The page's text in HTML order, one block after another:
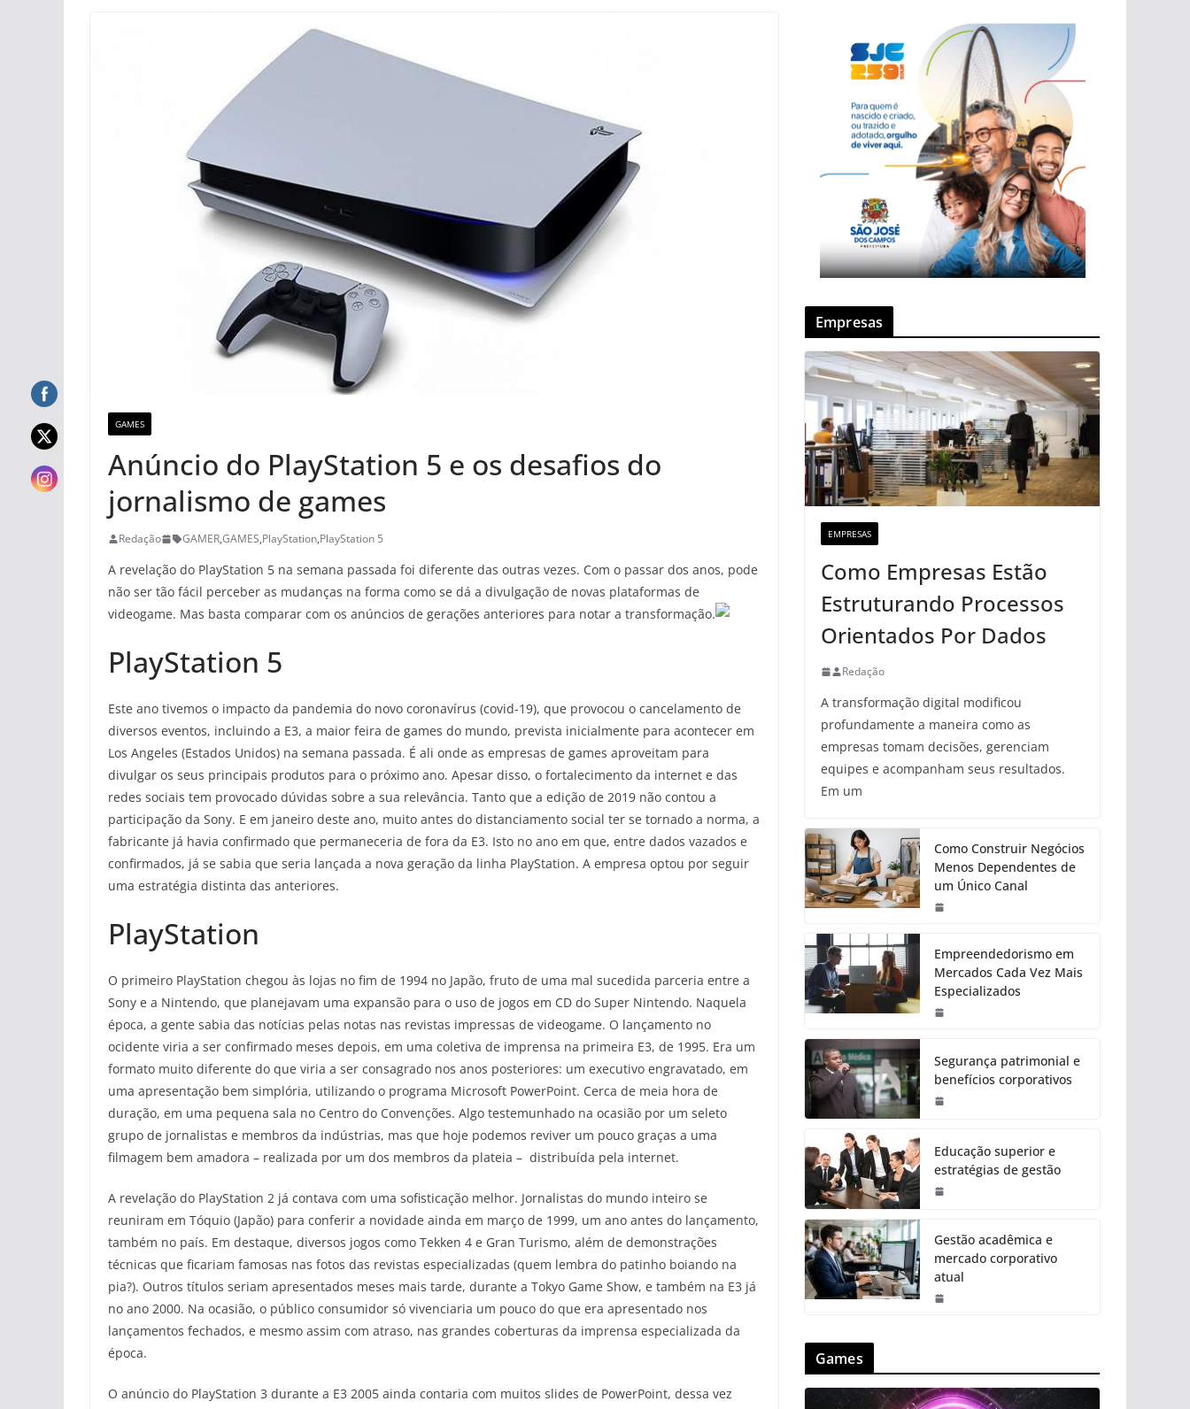
GAMES
Anúncio do PlayStation 5 e os desafios do
jornalismo de games
Redação GAMER,GAMES,PlayStation,PlayStation 5
A revelação do PlayStation 5 na semana passada foi diferente das outras vezes. Com o passar dos anos, pode
não ser tão fácil perceber as mudanças na forma como se dá a divulgação de novas plataformas de
videogame. Mas basta comparar com os anúncios de gerações anteriores para notar a transformação.
PlayStation 5
Este ano tivemos o impacto da pandemia do novo coronavírus (covid-19), que provocou o cancelamento de
diversos eventos, incluindo a E3, a maior feira de games do mundo, prevista inicialmente para acontecer em
Los Angeles (Estados Unidos) na semana passada. É ali onde as empresas de games aproveitam para
divulgar os seus principais produtos para o próximo ano. Apesar disso, o fortalecimento da internet e das
redes sociais tem provocado dúvidas sobre a sua relevância. Tanto que a edição de 2019 não contou a
participação da Sony. E em janeiro deste ano, muito antes do distanciamento social ter se tornado a norma, a
fabricante já havia confirmado que permaneceria de fora da E3. Isto no ano em que, entre dados vazados e
confirmados, já se sabia que seria lançada a nova geração da linha PlayStation. A empresa optou por seguir
uma estratégia distinta das anteriores.
PlayStation
O primeiro PlayStation chegou às lojas no fim de 1994 no Japão, fruto de uma mal sucedida parceria entre a
Sony e a Nintendo, que planejavam uma expansão para o uso de jogos em CD do Super Nintendo. Naquela
época, a gente sabia das notícias pelas notas nas revistas impressas de videogame. O lançamento no
ocidente viria a ser confirmado meses depois, em uma coletiva de imprensa na primeira E3, de 1995. Era um
formato muito diferente do que viria a ser consagrado nos anos posteriores: um executivo engravatado, em
uma apresentação bem simplória, utilizando o programa Microsoft PowerPoint. Cerca de meia hora de
duração, em uma pequena sala no Centro do Convenções. Algo testemunhado na ocasião por um seleto
grupo de jornalistas e membros da indústrias, mas que hoje podemos reviver um pouco graças a uma
filmagem bem amadora – realizada por um dos membros da plateia – distribuída pela internet.
A revelação do PlayStation 2 já contava com uma sofisticação melhor. Jornalistas do mundo inteiro se
reuniram em Tóquio (Japão) para conferir a novidade ainda em março de 1999, um ano antes do lançamento,
também no país. Em destaque, diversos jogos como Tekken 4 e Gran Turismo, além de demonstrações
técnicas que ficariam famosas nas fotos das revistas especializadas (quem lembra do patinho boiando na
pia?). Outros títulos seriam apresentados meses mais tarde, durante a Tokyo Game Show, e também na E3 já
no ano 2000. Na ocasião, o público consumidor só vivenciaria um pouco do que era apresentado nos
lançamentos fechados, e mesmo assim com atraso, nas grandes coberturas da imprensa especializada da
época.
O anúncio do PlayStation 3 durante a E3 2005 ainda contaria com muitos slides de PowerPoint, dessa vez
Empresas
EMPRESAS
Como Empresas Estão
Estruturando Processos
Orientados Por Dados
Redação
A transformação digital modificou
profundamente a maneira como as
empresas tomam decisões, gerenciam
equipes e acompanham seus resultados.
Em um
Como Construir Negócios
Menos Dependentes de
um Único Canal
Empreendedorismo em
Mercados Cada Vez Mais
Especializados
Segurança patrimonial e
benefícios corporativos
Educação superior e
estratégias de gestão
Gestão acadêmica e
mercado corporativo
atual
Games